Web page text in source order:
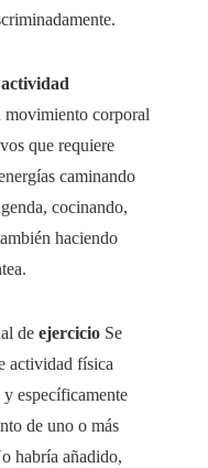
actividad
movimiento corporal
que requiere
caminando
cocinando,
haciendo
de ejercicio Se
actividad física
específicamente
de uno o más
habría añadido,